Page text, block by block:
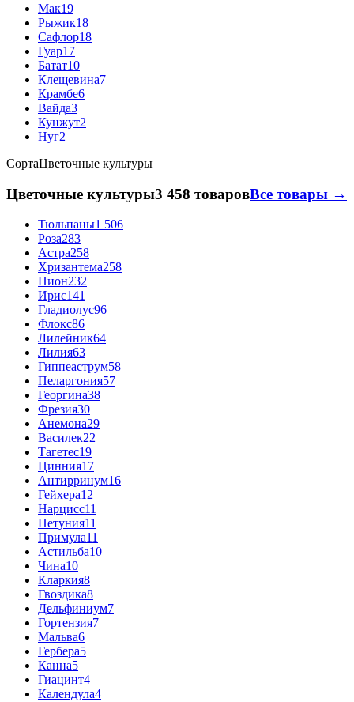
Мак19
Рыжик18
Сафлор18
Гуар17
Батат10
Клещевина7
Крамбе6
Вайда3
Кунжут2
Нуг2
СортаЦветочные культуры
Цветочные культуры3 458 товаровВсе товары →
Тюльпаны1 506
Роза283
Астра258
Хризантема258
Пион232
Ирис141
Гладиолус96
Флокс86
Лилейник64
Лилия63
Гиппеаструм58
Пеларгония57
Георгина38
Фрезия30
Анемона29
Василек22
Тагетес19
Цинния17
Антирринум16
Гейхера12
Нарцисс11
Петуния11
Примула11
Астильба10
Чина10
Кларкия8
Гвоздика8
Дельфиниум7
Гортензия7
Мальва6
Гербера5
Канна5
Гиацинт4
Календула4